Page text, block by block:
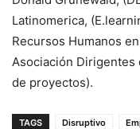
Latinomerica,
Recursos Humanos
Asociación Dirigentes
de proyectos).
TAGS Disruptivo